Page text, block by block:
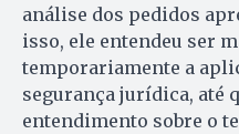
análise dos pedidos
isso, ele entendeu ser
temporariamente a
segurança jurídica, até
entendimento sobre o